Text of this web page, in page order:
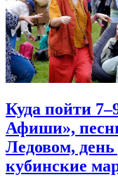
Куда пойти
Афиши»,
Ледовом,
кубинские